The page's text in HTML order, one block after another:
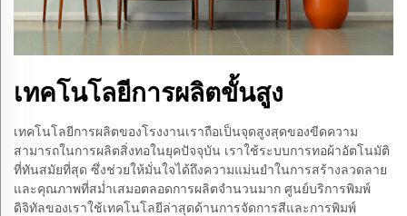
เทคโนโลยีการผลิตขั้นสูง
เทคโนโลยีการผลิตของโรงงานเราถือเป็นจุดสูงสุดของขีดความ
สามารถในการผลิตสิ่งทอในยุคปัจจุบัน เราใช้ระบบการทอผ้าอัตโนมัติ
ที่ทันสมัยที่สุด ซึ่งช่วยให้มั่นใจได้ถึงความแม่นยำในการสร้างลวดลาย
และคุณภาพที่สม่ำเสมอตลอดการผลิตจำนวนมาก ศูนย์บริการพิมพ์
ดิจิทัลของเราใช้เทคโนโลยีล่าสุดด้านการจัดการสีและการพิมพ์